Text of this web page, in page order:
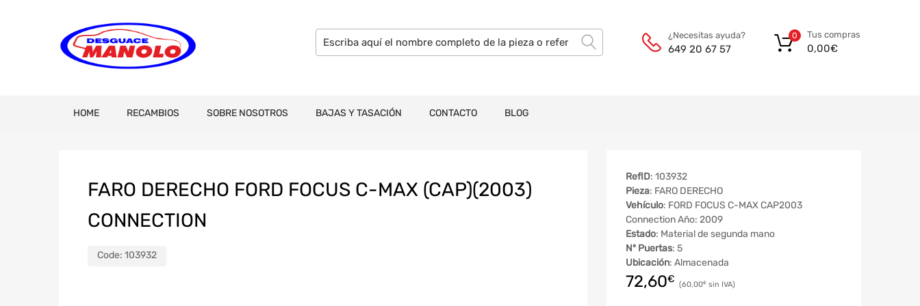
¿Necesitas ayuda?
649 20 67 57
Tus compras
0,00€
0
HOME RECAMBIOS SOBRE NOSOTROS BAJAS Y TASACIÓN CONTACTO BLOG
FARO DERECHO FORD FOCUS C-MAX (CAP)(2003)
CONNECTION
Code: 103932
RefID: 103932
Pieza: FARO DERECHO
Vehículo: FORD FOCUS C-MAX CAP2003
Connection Año: 2009
Estado: Material de segunda mano
Nº Puertas: 5
Ubicación: Almacenada
72,60€ 60,00€